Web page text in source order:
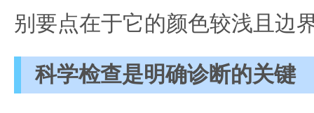
别要点在于它的颜色较浅且边
科学检查是明确诊断的关键